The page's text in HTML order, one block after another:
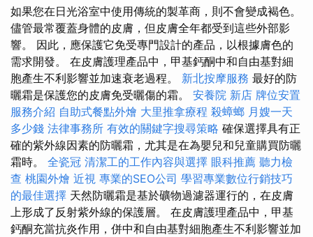
如果您在日光浴室中使用傳統的製革商，則不會變成褐色。
儘管最常覆蓋身體的皮膚，但皮膚全年都受到這些外部影
響。 因此，應保護它免受專門設計的產品，以根據膚色的
需求開發。 在皮膚護理產品中，甲基鈣酮中和自由基對細
胞產生不利影響並加速衰老過程。 新北按摩服務 最好的防
曬霜是保護您的皮膚免受曬傷的霜。 安養院 新店 牌位安置
服務介紹 自助式餐點外燴 大里推拿療程 殺蟑螂 月嫂一天
多少錢 法律事務所 有效的關鍵字搜尋策略 確保選擇具有正
確的紫外線因素的防曬霜，尤其是在為嬰兒和兒童購買防曬
霜時。 全瓷冠 清潔工的工作內容與選擇 眼科推薦 聽力檢
查 桃園外燴 近視 專業的SEO公司 學習專業數位行銷技巧
的最佳選擇 天然防曬霜是基於礦物過濾器運行的，在皮膚
上形成了反射紫外線的保護層。 在皮膚護理產品中，甲基
鈣酮充當抗炎作用，併中和自由基對細胞產生不利影響並加